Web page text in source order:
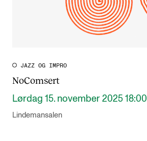
JAZZ OG IMPRO
NoComsert
Lørdag 15. november 2025 18:00
Lindemansalen